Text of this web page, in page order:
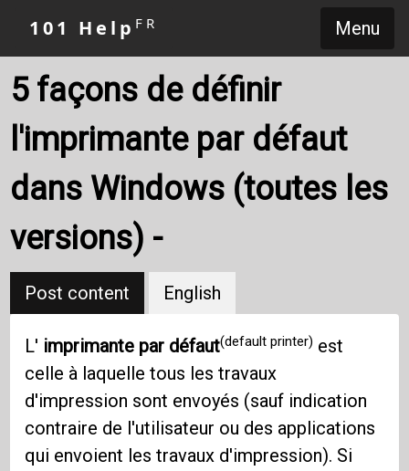
Menu
101 Help FR
5 façons de définir
l'imprimante par défaut
dans Windows (toutes les
versions) -
Post content English
L' imprimante par défaut(default printer) est
celle à laquelle tous les travaux
d'impression sont envoyés (sauf indication
contraire de l'utilisateur ou des applications
qui envoient les travaux d'impression). Si